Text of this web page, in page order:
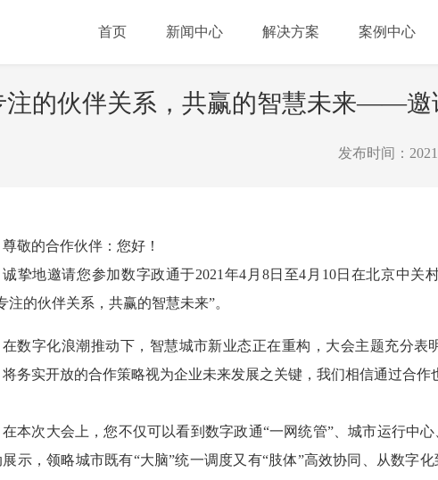
首页 新闻中心 解决方案 案例中心
注的伙伴关系，共赢的智慧未来——邀
发布时间：
尊敬的合作伙伴：您好！
诚挚地邀请您参加数字政通于2021年4月8日至4月10日在北京中
注的伙伴关系，共赢的智慧未来”。
在数字化浪潮推动下，智慧城市新业态正在重构，大会主题充分
务实开放的合作策略视为企业未来发展之关键，我们相信通过合作
在本次大会上，您不仅可以看到数字政通“一网统管”、城市运行中
示，领略城市既有“大脑”统一调度又有“肢体”高效协同、从数字